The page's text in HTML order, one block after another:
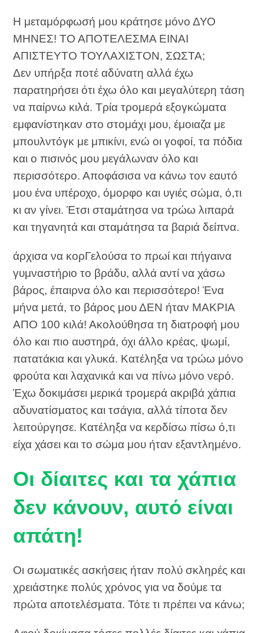
Η μεταμόρφωσή μου κράτησε μόνο ΔΥΟ
ΜΗΝΕΣ! ΤΟ ΑΠΟΤΕΛΕΣΜΑ ΕΙΝΑΙ
ΑΠΙΣΤΕΥΤΟ ΤΟΥΛΑΧΙΣΤΟΝ, ΣΩΣΤΑ;
Δεν υπήρξα ποτέ αδύνατη αλλά έχω
παρατηρήσει ότι έχω όλο και μεγαλύτερη τάση
να παίρνω κιλά. Τρία τρομερά εξογκώματα
εμφανίστηκαν στο στομάχι μου, έμοιαζα με
μπουλντόγκ με μπικίνι, ενώ οι γοφοί, τα πόδια
και ο πισινός μου μεγάλωναν όλο και
περισσότερο. Αποφάσισα να κάνω τον εαυτό
μου ένα υπέροχο, όμορφο και υγιές σώμα, ό,τι
κι αν γίνει. Έτσι σταμάτησα να τρώω λιπαρά
και τηγανητά και σταμάτησα τα βαριά δείπνα.
άρχισα να κορΓελούσα το πρωί και πήγαινα
γυμναστήριο το βράδυ, αλλά αντί να χάσω
βάρος, έπαιρνα όλο και περισσότερο! Ένα
μήνα μετά, το βάρος μου ΔΕΝ ήταν ΜΑΚΡΙΑ
ΑΠΟ 100 κιλά! Ακολούθησα τη διατροφή μου
όλο και πιο αυστηρά, όχι άλλο κρέας, ψωμί,
πατατάκια και γλυκά. Κατέληξα να τρώω μόνο
φρούτα και λαχανικά και να πίνω μόνο νερό.
Έχω δοκιμάσει μερικά τρομερά ακριβά χάπια
αδυνατίσματος και τσάγια, αλλά τίποτα δεν
λειτούργησε. Κατέληξα να κερδίσω πίσω ό,τι
είχα χάσει και το σώμα μου ήταν εξαντλημένο.
Οι δίαιτες και τα χάπια
δεν κάνουν, αυτό είναι
απάτη!
Οι σωματικές ασκήσεις ήταν πολύ σκληρές και
χρειάστηκε πολύς χρόνος για να δούμε τα
πρώτα αποτελέσματα. Τότε τι πρέπει να κάνω;